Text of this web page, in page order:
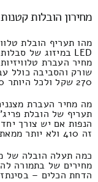
מחירון הובלות
LED במיזוג של סבלות באיזור גן שורק?
שורק והסביבה כולל
270 שקל ולכל היותר 190 שקלים חדשים.
מה מחיר העברת
תעריף של הובלת
הנפות אם יש צורך
זה 410 ולא יותר ממאתיים ₪.
כמה תעלה הובלה של
מחירים של בתמורה
הדחת הכלים –